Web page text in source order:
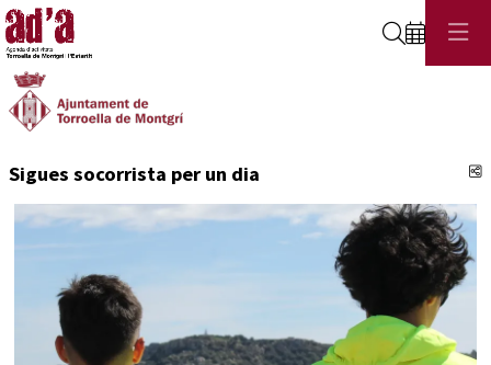
Cerca
Sigues socorrista per un dia